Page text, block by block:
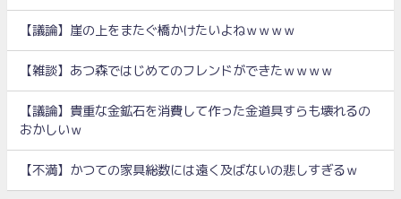
【議論】崖の上をまたぐ橋かけたいよねｗｗｗｗ
【雑談】あつ森ではじめてのフレンドができたｗｗｗｗ
【議論】貴重な金鉱石を消費して作った金道具すらも壊れるの
おかしいｗ
【不満】かつての家具総数には遠く及ばないの悲しすぎるｗ